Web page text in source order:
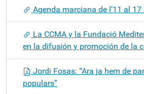
Agenda marciana de l'11 al 17
La CCMA y la Fundació
en la difusión y promoción de la
Jordi Fosas: “Ara ja hem de
populars”